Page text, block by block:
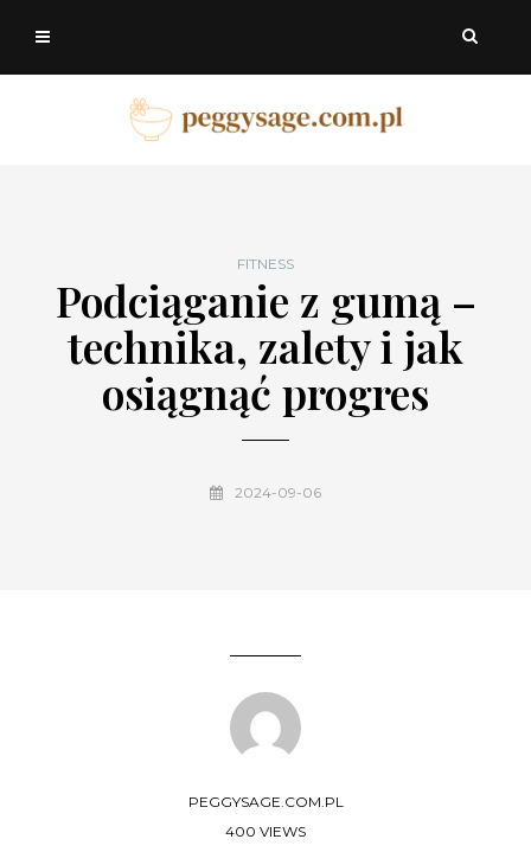
FITNESS
Podciąganie z gumą –
technika, zalety i jak
osiągnąć progres
2024-09-06
PEGGYSAGE.COM.PL
400 VIEWS